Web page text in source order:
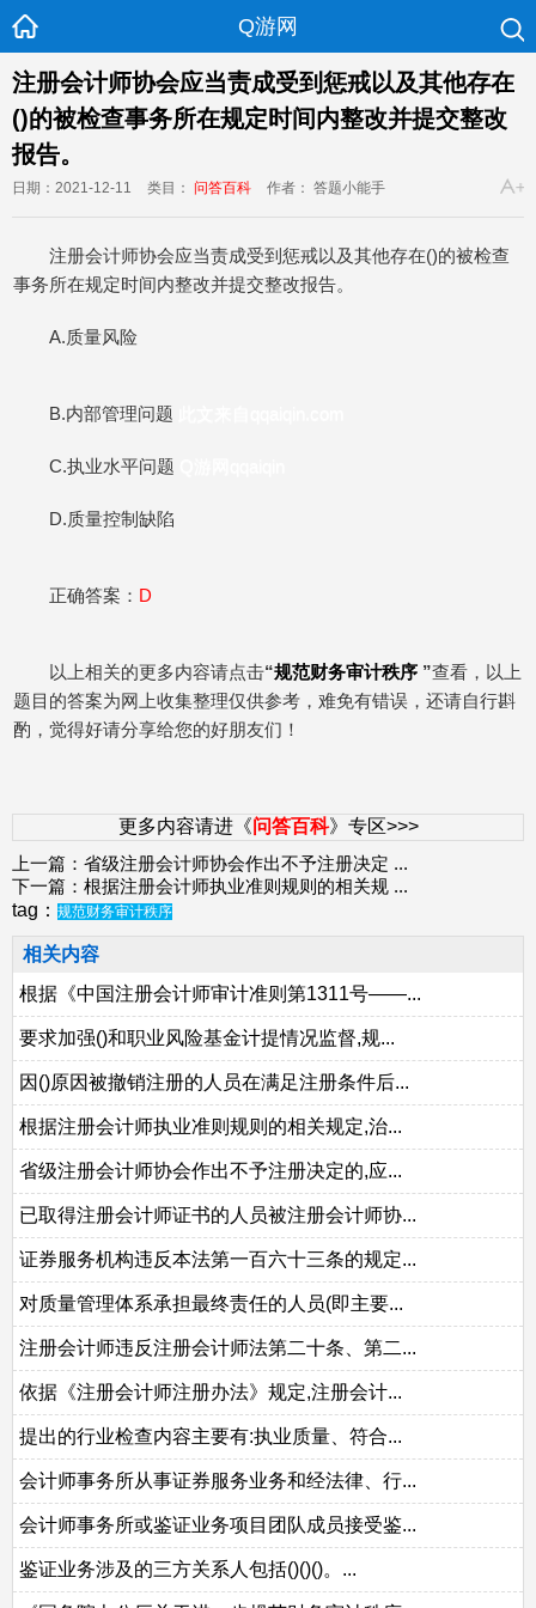
Q游网
注册会计师协会应当责成受到惩戒以及其他存在
()的被检查事务所在规定时间内整改并提交整改
报告。
日期：2021-12-11 类目： 问答百科 作者： 答题小能手
注册会计师协会应当责成受到惩戒以及其他存在()的被检查
事务所在规定时间内整改并提交整改报告。
A.质量风险
B.内部管理问题
C.执业水平问题
D.质量控制缺陷
正确答案： D
以上相关的更多内容请点击“规范财务审计秩序 ”查看，以上
题目的答案为网上收集整理仅供参考，难免有错误，还请自行斟
酌，觉得好请分享给您的好朋友们！
更多内容请进《问答百科》专区>>>
上一篇： 省级注册会计师协会作出不予注册决定 ...
下一篇： 根据注册会计师执业准则规则的相关规 ...
tag： 规范财务审计秩序
相关内容
根据《中国注册会计师审计准则第1311号——...
要求加强()和职业风险基金计提情况监督,规...
因()原因被撤销注册的人员在满足注册条件后...
根据注册会计师执业准则规则的相关规定,治...
省级注册会计师协会作出不予注册决定的,应...
已取得注册会计师证书的人员被注册会计师协...
证券服务机构违反本法第一百六十三条的规定...
对质量管理体系承担最终责任的人员(即主要...
注册会计师违反注册会计师法第二十条、第二...
依据《注册会计师注册办法》规定,注册会计...
提出的行业检查内容主要有:执业质量、符合...
会计师事务所从事证券服务业务和经法律、行...
会计师事务所或鉴证业务项目团队成员接受鉴...
鉴证业务涉及的三方关系人包括()()()。...